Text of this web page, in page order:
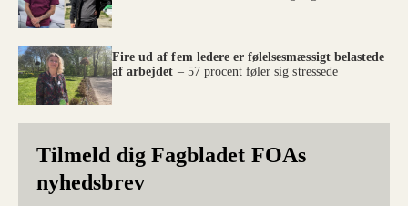
Fire ud af fem ledere er følelsesmæssigt belastede
af arbejdet – 57 procent føler sig stressede
Tilmeld dig Fagbladet FOAs
nyhedsbrev